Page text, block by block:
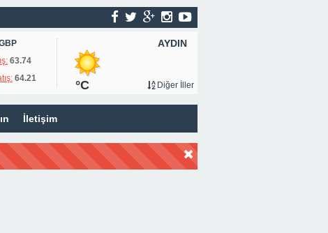
63.74
64.21
AYDIN
°C Diğer İller
İletişim